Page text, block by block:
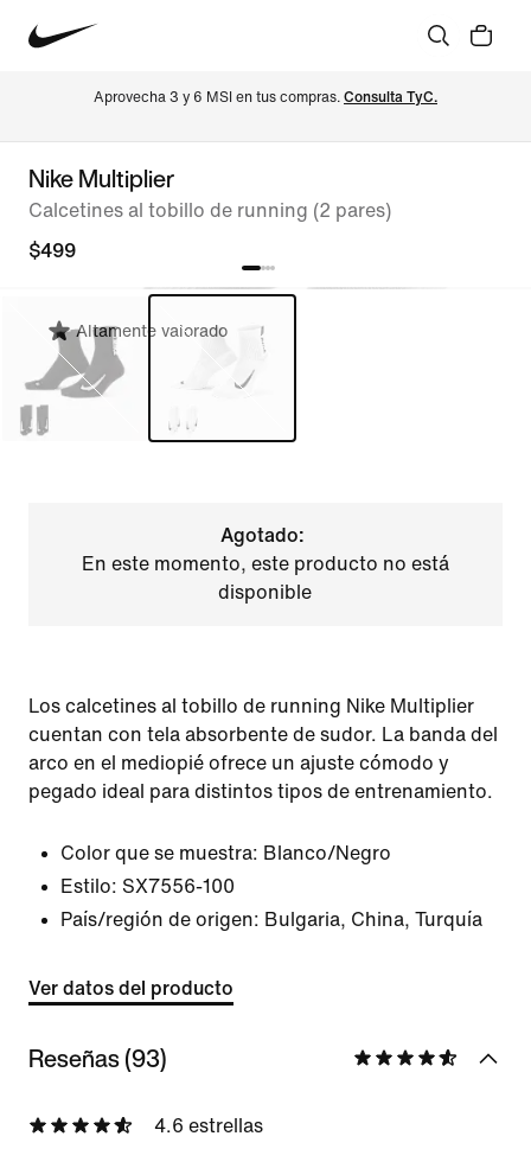
Aprovecha 3 y 6 MSI en tus compras. Consulta TyC.
Nike Multiplier
Calcetines al tobillo de running (2 pares)
$499
Altamente valorado
Agotado:
En este momento, este producto no está
disponible
Los calcetines al tobillo de running Nike Multiplier
cuentan con tela absorbente de sudor. La banda del
arco en el mediopié ofrece un ajuste cómodo y
pegado ideal para distintos tipos de entrenamiento.
Color que se muestra: Blanco/Negro
Estilo: SX7556-100
País/región de origen: Bulgaria, China, Turquía
Ver datos del producto
Reseñas (93)
4.6 estrellas